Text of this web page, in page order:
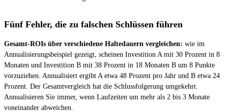
Fünf Fehler, die zu falschen Schlüssen führen
Gesamt-ROIs über verschiedene Haltedauern vergleichen: wie im
Annualisierungsbeispiel gezeigt, scheinen Investition A mit 30 Prozent in 8
Monaten und Investition B mit 38 Prozent in 18 Monaten B um 8 Punkte
vorzuziehen. Annualisiert ergibt A etwa 48 Prozent pro Jahr und B etwa 24
Prozent. Der Gesamtvergleich hat die Schlussfolgerung umgekehrt.
Annualisieren Sie immer, wenn Laufzeiten um mehr als 2 bis 3 Monate
voneinander abweichen.